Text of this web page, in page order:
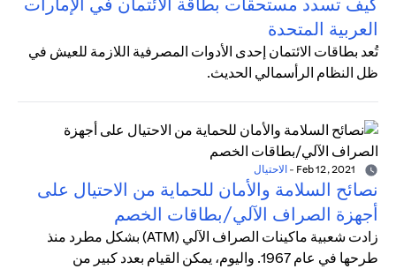
العربية المتحدة
تُعد بطاقات الائتمان إحدى الأدوات المصرفية اللازمة للعيش في
ظل النظام الرأسمالي الحديث.
- الاحتيال
نصائح السلامة والأمان للحماية من الاحتيال على
أجهزة الصراف الآلي/بطاقات الخصم
زادت شعبية ماكينات الصراف الآلي (ATM) بشكل مطرد منذ
طرحها في عام 1967. واليوم، يمكن القيام بعدد كبير من